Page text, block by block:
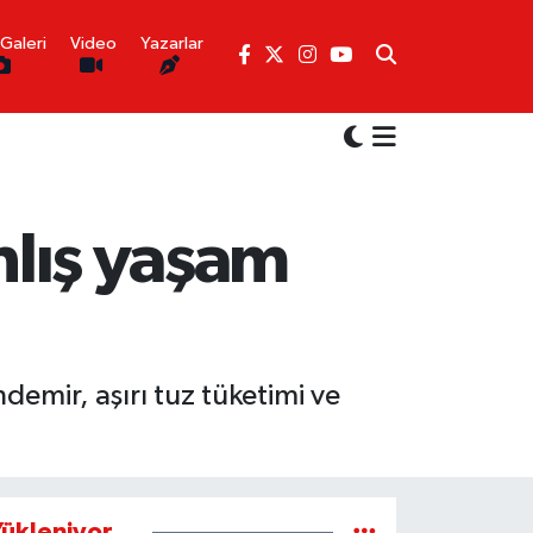
Video Yazarlar
yaşam
aşırı tuz tüketimi ve